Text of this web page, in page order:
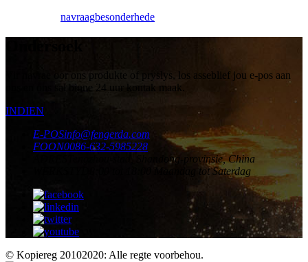
navraagbesonderhede
Vir navrae oor ons produkte of pryslys, los asseblief jou e-pos aan
ons en ons sal binne 24 uur kontak maak.
INDIEN
E-POSinfo@fengerda.com
FOON0086-632-5985228
Tengzhou-stad, Shandong-provinsie, China
8:00 tot 18:00 Maandag tot Saterdag
© Kopiereg 20102020: Alle regte voorbehou.